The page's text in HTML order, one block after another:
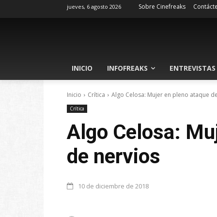
jueves, 6 agosto 2026 Sobre Cinefreaks
INICIO INFOFREAKS ENTREVISTAS
Inicio Crítica Algo Celosa: Mujer en pleno ataque
Crítica
Algo Celosa:
de nervios
10 de diciembre de 2018